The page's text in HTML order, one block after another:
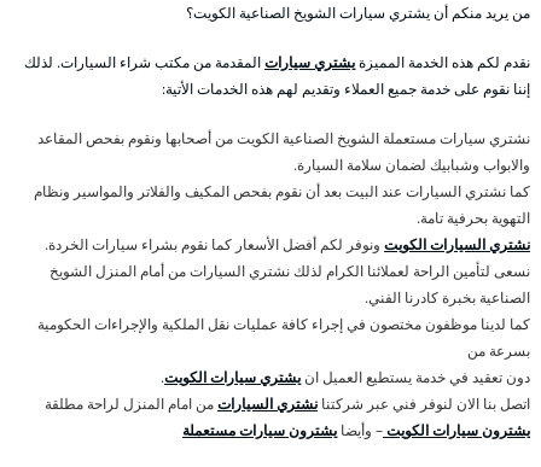
من يريد منكم أن يشتري سيارات الشويخ الصناعية الكويت؟
نقدم لكم هذه الخدمة المميزةيشتري سياراتالمقدمة من مكتب شراء السيارات. لذلك
إننا نقوم على خدمة جميع العملاء وتقديم لهم هذه الخدمات الأتية:
نشتري سيارات مستعملة الشويخ الصناعية الكويت من أصحابها ونقوم بفحص المقاعد
والابواب وشبابيك لضمان سلامة السيارة.
كما نشتري السيارات عند البيت بعد أن نقوم بفحص المكيف والفلاتر والمواسير ونظام
التهوية بحرفية تامة.
نشتري السيارات الكويت ونوفر لكم أفضل الأسعار كما نقوم بشراء سيارات الخردة.
نسعى لتأمين الراحة لعملائنا الكرام لذلك نشتري السيارات من أمام المنزل الشويخ
الصناعية بخبرة كادرنا الفني.
كما لدينا موظفون مختصون في إجراء كافة عمليات نقل الملكية والإجراءات الحكومية
بسرعة من
دون تعقيد في خدمة يستطيع العميل ان يشتري سيارات الكويت.
اتصل بنا الان لنوفر فني عبر شركتنا نشتري السياراتمن امام المنزل لراحة مطلقة
يشترون سيارات الكويت– وأيضا يشترون سيارات مستعملة